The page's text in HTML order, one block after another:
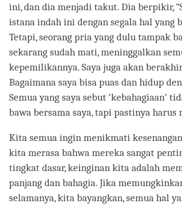
ini, dan dia menjadi takut. Dia berpikir,
istana indah ini dengan segala hal yang
Tetapi, seorang pria yang dulu tampak
sekarang sudah mati, meninggalkan
kepemilikannya. Saya juga akan
Bagaimana saya bisa puas dan hidup
Semua yang saya sebut ‘kebahagiaan’
bawa bersama saya, tapi pastinya harus
Kita semua ingin menikmati
kita merasa bahwa mereka sangat
tingkat dasar, keinginan kita adalah
panjang dan bahagia. Jika
selamanya, kita bayangkan, semua hal